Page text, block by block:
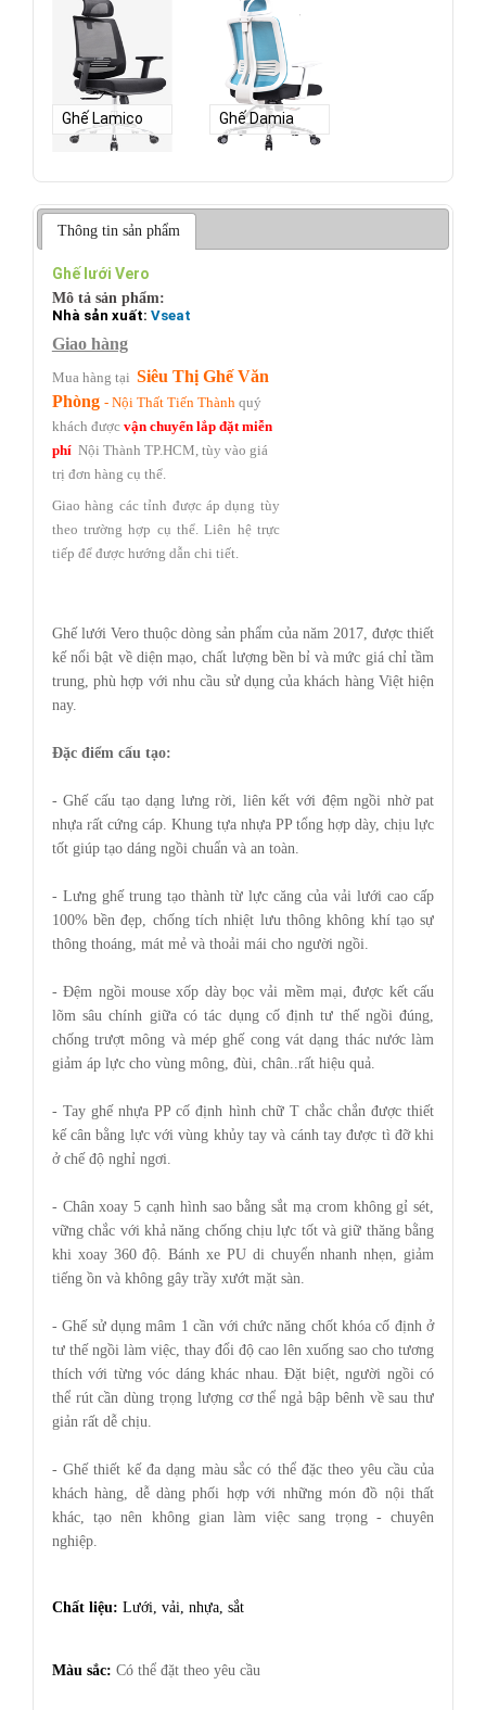
Ghế Lamico Ghế Damia
Thông tin sản phẩm
Ghế lưới Vero
Mô tả sản phẩm:
Nhà sản xuất: Vseat
Giao hàng
Mua hàng tại Siêu Thị Ghế Văn
Phòng - Nội Thất Tiến Thành quý
khách được vận chuyển lắp đặt miễn
phí Nội Thành TP.HCM, tùy vào giá
trị đơn hàng cụ thể.
Giao hàng các tỉnh được áp dụng tùy
theo trường hợp cụ thể.Liên hệ trực
tiếp để được hướng dẫn chi tiết.
Ghế lưới Vero thuộc dòng sản phẩm của năm 2017, được thiết
kế nổi bật về diện mạo, chất lượng bền bỉ và mức giá chỉ tầm
trung, phù hợp với nhu cầu sử dụng của khách hàng Việt hiện
nay.
Đặc điểm cấu tạo:
- Ghế cấu tạo dạng lưng rời, liên kết với đệm ngồi nhờ pat
nhựa rất cứng cáp. Khung tựa nhựa PP tổng hợp dày, chịu lực
tốt giúp tạo dáng ngồi chuẩn và an toàn.
- Lưng ghế trung tạo thành từ lực căng của vải lưới cao cấp
100% bền đẹp, chống tích nhiệt lưu thông không khí tạo sự
thông thoáng, mát mẻ và thoải mái cho người ngồi.
- Đệm ngồi mouse xốp dày bọc vải mềm mại, được kết cấu
lõm sâu chính giữa có tác dụng cố định tư thế ngồi đúng,
chống trượt mông và mép ghế cong vát dạng thác nước làm
giảm áp lực cho vùng mông, đùi, chân..rất hiệu quả.
- Tay ghế nhựa PP cố định hình chữ T chắc chắn được thiết
kế cân bằng lực với vùng khủy tay và cánh tay được tì đỡ khi
ở chế độ nghỉ ngơi.
- Chân xoay 5 cạnh hình sao bằng sắt mạ crom không gỉ sét,
vững chắc với khả năng chống chịu lực tốt và giữ thăng bằng
khi xoay 360 độ. Bánh xe PU di chuyển nhanh nhẹn, giảm
tiếng ồn và không gây trầy xướt mặt sàn.
- Ghế sử dụng mâm 1 cần với chức năng chốt khóa cố định ở
tư thế ngồi làm việc, thay đổi độ cao lên xuống sao cho tương
thích với từng vóc dáng khác nhau. Đặt biệt, người ngồi có
thể rút cần dùng trọng lượng cơ thể ngả bập bênh về sau thư
giản rất dễ chịu.
- Ghế thiết kế đa dạng màu sắc có thể đặc theo yêu cầu của
khách hàng, dễ dàng phối hợp với những món đồ nội thất
khác, tạo nên không gian làm việc sang trọng - chuyên
nghiệp.
Chất liệu: Lưới, vải, nhựa, sắt
Màu sắc: Có thể đặt theo yêu cầu